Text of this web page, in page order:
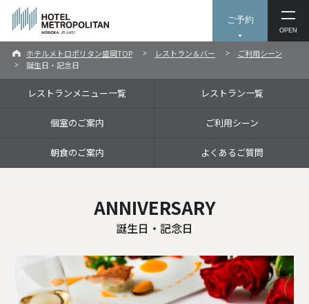
ご予約
OPEN
ホテルメトロポリタン盛岡TOP レストラン＆バー
ご利用シーン
誕生日・記念日
レストランメニュー一覧 レストラン一覧
個室のご案内 ご利用シーン
朝食のご案内 よくあるご質問
ANNIVERSARY
誕生日・記念日